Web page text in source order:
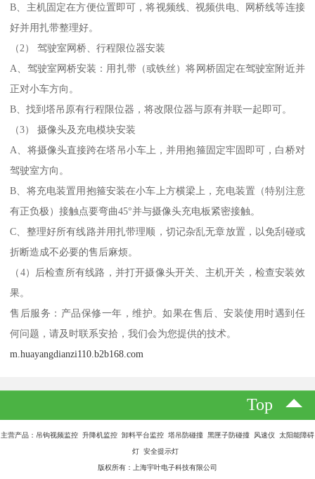
B、主机固定在方便位置即可，将视频线、视频供电、网桥线等连接
好并用扎带整理好。
（2） 驾驶室网桥、行程限位器安装
A、驾驶室网桥安装：用扎带（或铁丝）将网桥固定在驾驶室附近并
正对小车方向。
B、找到塔吊原有行程限位器，将改限位器与原有并联一起即可。
（3） 摄像头及充电模块安装
A、将摄像头直接跨在塔吊小车上，并用抱箍固定牢固即可，白桥对
驾驶室方向。
B、将充电装置用抱箍安装在小车上方横梁上，充电装置（特别注意
有正负极）接触点要弯曲45°并与摄像头充电板紧密接触。
C、整理好所有线路并用扎带理顺，切记杂乱无章放置，以免刮碰或
折断造成不必要的售后麻烦。
（4）后检查所有线路，并打开摄像头开关、主机开关，检查安装效
果。
售后服务：产品保修一年，维护。如果在售后、安装使用时遇到任
何问题，请及时联系安拾，我们会为您提供的技术。
m.huayangdianzi110.b2b168.com
Top
主营产品：吊钩视频监控 升降机监控 卸料平台监控 塔吊防碰撞 黑匣子防碰撞 风速仪 太阳能障碍
灯 安全提示灯
版权所有：上海宇叶电子科技有限公司